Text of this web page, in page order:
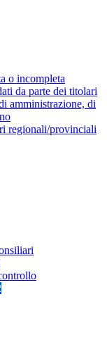
o incompleta
da parte dei titolari
amministrazione, di
regionali/provinciali